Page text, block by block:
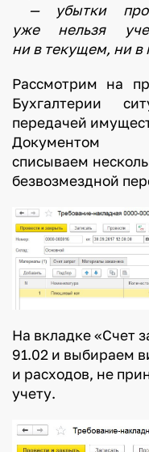
— убытки
уже нельзя
ни в текущем, ни в
Рассмотрим на
Бухгалтерии
передачей
Документом
списываем
безвозмездной
На вкладке «Счет
91.02 и выбираем
и расходов, не
учету.